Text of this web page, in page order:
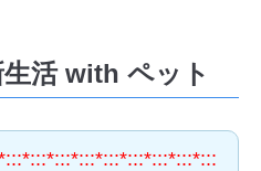
活 with ペット